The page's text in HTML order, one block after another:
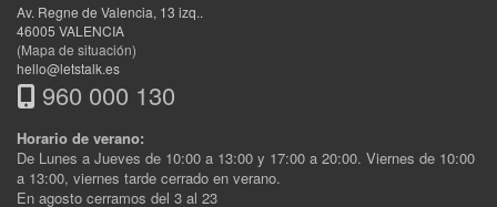
Av. Regne de Valencia, 13 izq..
46005 VALENCIA
(Mapa de situación)
hello@letstalk.es
960 000 130
Horario de verano:
De Lunes a Jueves de 10:00 a 13:00 y 17:00 a 20:00. Viernes de 10:00
a 13:00, viernes tarde cerrado en verano.
En agosto cerramos del 3 al 23